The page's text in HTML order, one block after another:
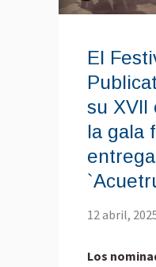
El
su XVII
la gala
12 abril,
Los